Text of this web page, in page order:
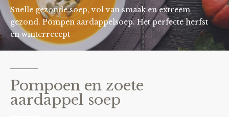
Snelle gezonde soep, vol van smaak en extreem
gezond. Pompen aardappelsoep. Het perfecte herfst
en winterrecept
Pompoen en zoete
aardappel soep